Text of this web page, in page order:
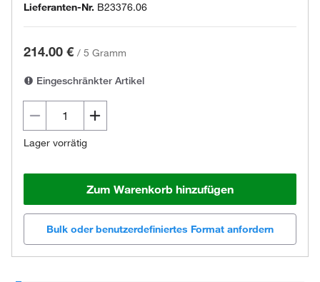
Lieferanten-Nr. B23376.06
214.00 € / 5 Gramm
Eingeschränkter Artikel
Lager vorrätig
Zum Warenkorb hinzufügen
Bulk oder benutzerdefiniertes Format anfordern